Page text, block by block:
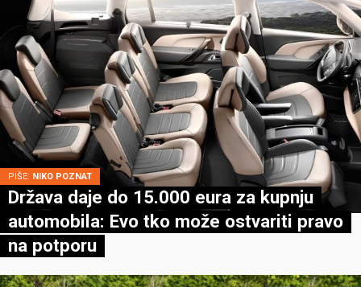
PIŠE: NIKO POZNAT
Država daje do 15.000 eura za kupnju
automobila: Evo tko može ostvariti pravo
na potporu